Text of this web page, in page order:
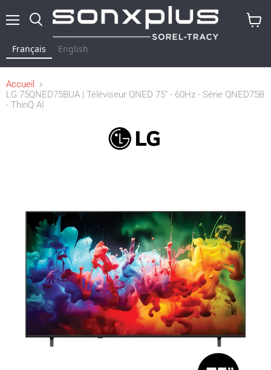
Français English
Accueil
LG 75QNED75BUA | Téléviseur QNED 75" - 60Hz - Série QNED75B
- ThinQ AI